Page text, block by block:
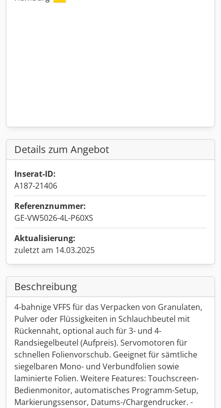
Details zum Angebot
Inserat-ID:
A187-21406
Referenznummer:
GE-VW5026-4L-P60XS
Aktualisierung:
zuletzt am 14.03.2025
Beschreibung
4-bahnige VFFS für das Verpacken von Granulaten,
Pulver oder Flüssigkeiten in Schlauchbeutel mit
Rückennaht, optional auch für 3- und 4-
Randsiegelbeutel (Aufpreis). Servomotoren für
schnellen Folienvorschub. Geeignet für sämtliche
siegelbaren Mono- und Verbundfolien sowie
laminierte Folien. Weitere Features: Touchscreen-
Bedienmonitor, automatisches Programm-Setup,
Markierungssensor, Datums-/Chargendrucker. -